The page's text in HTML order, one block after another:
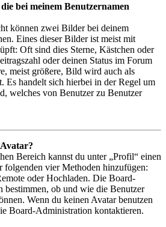
bei meinem Benutzernamen
können zwei Bilder bei deinem
Eines dieser Bilder ist meist mit
Oft sind dies Sterne, Kästchen oder
oder deinen Status im Forum
meist größere, Bild wird auch als
Es handelt sich hierbei in der Regel um
welches von Benutzer zu Benutzer
Bereich kannst du unter „Profil“ einen
folgenden vier Methoden hinzufügen:
oder Hochladen. Die Board-
bestimmen, ob und wie die Benutzer
Wenn du keinen Avatar benutzen
Board-Administration kontaktieren.